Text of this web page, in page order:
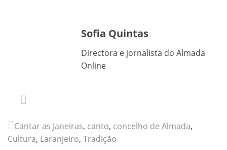
Sofia Quintas
Directora e jornalista do Almada
Online
Cantar as Janeiras, canto, concelho de Almada,
Cultura, Laranjeiro, Tradição